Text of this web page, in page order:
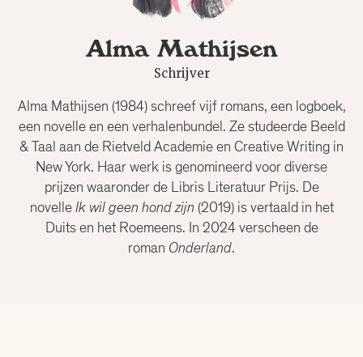
Bertram Mourits
Christiaan Weijts
Dean Bowen
Eline Kortekaas
Alma Mathijsen
Schrijver
Alma Mathijsen (1984) schreef vijf romans, een logboek,
een novelle en een verhalenbundel. Ze studeerde Beeld
& Taal aan de Rietveld Academie en Creative Writing in
New York. Haar werk is genomineerd voor diverse
prijzen waaronder de Libris Literatuur Prijs. De
novelleIk wil geen hond zijn (2019) is vertaald in het
Duits en het Roemeens. In 2024 verscheen de
roman Onderland.